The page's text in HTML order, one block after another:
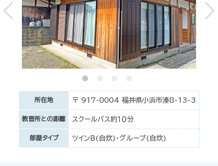
所在地 〒 917-0004 福井県小浜市湊8-13-3
教習所との距離 スクールバス約１０分
部屋タイプ ツインＢ(自炊)・グループ(自炊)